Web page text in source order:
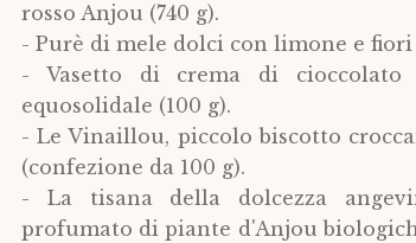
rosso Anjou (740 g).
- Purè di mele dolci con limone e
- Vasetto di crema di cioccolato
equosolidale (100 g).
- Le Vinaillou, piccolo biscotto
(confezione da 100 g).
- La tisana della dolcezza
profumato di piante d'Anjou